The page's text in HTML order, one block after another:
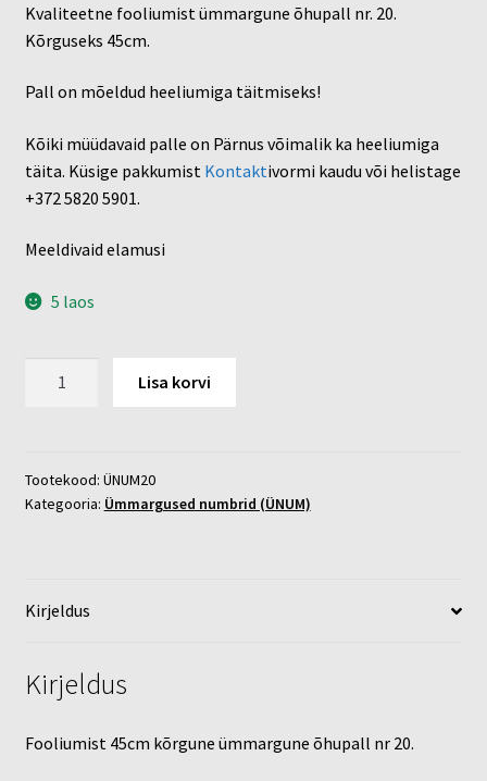
Kvaliteetne fooliumist ümmargune õhupall nr. 20.
Kõrguseks 45cm.
Pall on mõeldud heeliumiga täitmiseks!
Kõiki müüdavaid palle on Pärnus võimalik ka heeliumiga
täita. Küsige pakkumist Kontaktivormi kaudu või helistage
+372 5820 5901.
Meeldivaid elamusi
5 laos
Lisa korvi
Tootekood: ÜNUM20
Kategooria: Ümmargused numbrid (ÜNUM)
Kirjeldus
Kirjeldus
Fooliumist 45cm kõrgune ümmargune õhupall nr 20.